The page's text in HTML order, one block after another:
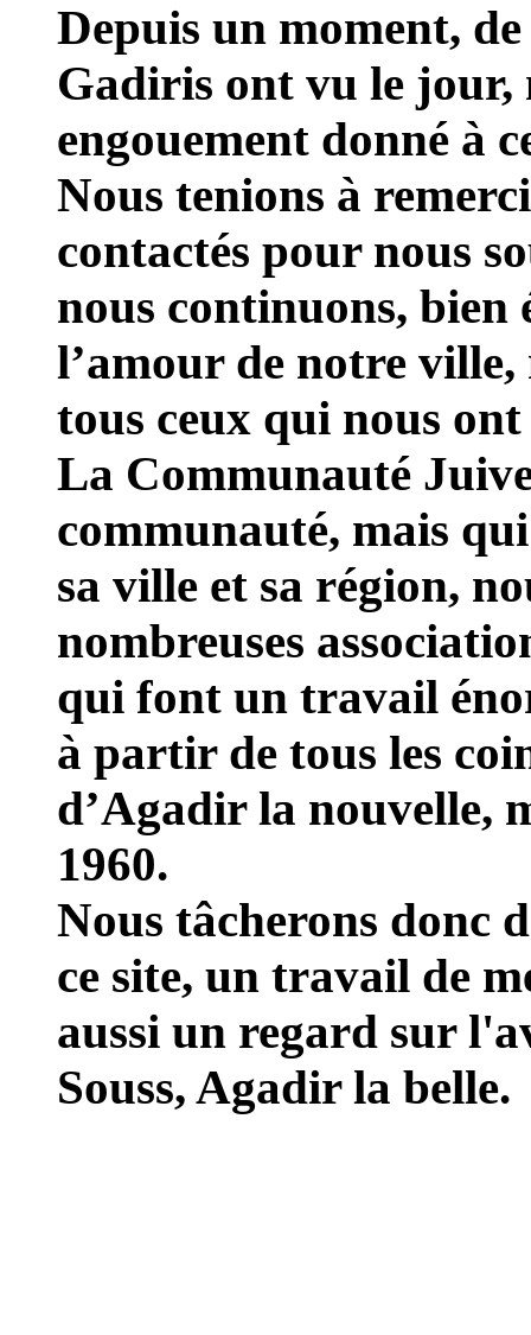
Depuis un moment,
Gadiris ont vu le jour,
engouement donné à
Nous tenions à
contactés pour nous
nous continuons, bien
l’amour de notre ville,
tous ceux qui nous
La Communauté
communauté, mais
sa ville et sa région,
nombreuses
qui font un travail
à partir de tous les
d’Agadir la nouvelle,
1960.
Nous tâcherons donc
ce site, un travail de
aussi un regard sur
Souss, Agadir la belle.